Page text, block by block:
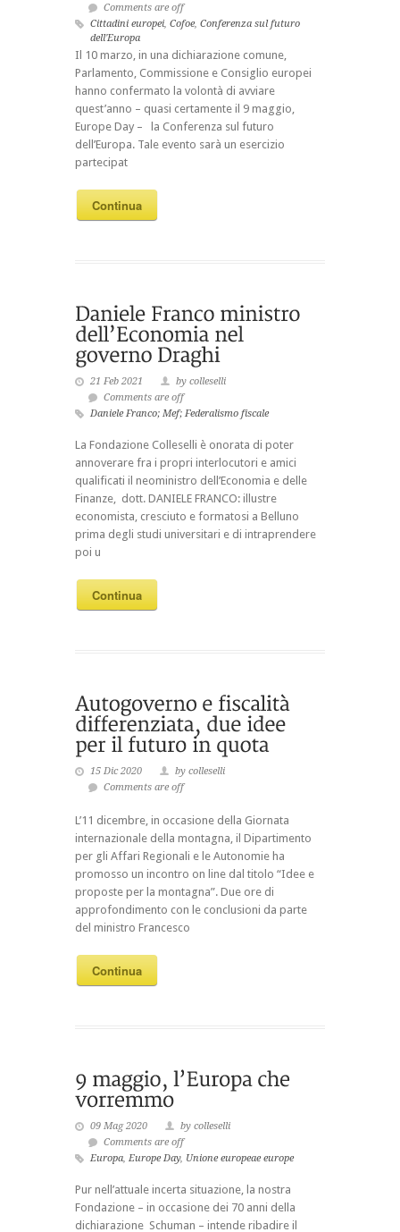
Comments are off
Cittadini europei, Cofoe, Conferenza sul futuro
dell'Europa
Il 10 marzo, in una dichiarazione comune,
Parlamento, Commissione e Consiglio europei
hanno confermato la volontà di avviare
quest’anno – quasi certamente il 9 maggio,
Europe Day – la Conferenza sul futuro
dell’Europa. Tale evento sarà un esercizio
partecipat
Continua
21 Feb 2021
by colleselli
Comments are off
Daniele Franco; Mef; Federalismo fiscale
La Fondazione Colleselli è onorata di poter
annoverare fra i propri interlocutori e amici
qualificati il neoministro dell’Economia e delle
Finanze, dott. DANIELE FRANCO: illustre
economista, cresciuto e formatosi a Belluno
prima degli studi universitari e di intraprendere
poi u
Continua
15 Dic 2020
by colleselli
Comments are off
L’11 dicembre, in occasione della Giornata
internazionale della montagna, il Dipartimento
per gli Affari Regionali e le Autonomie ha
promosso un incontro on line dal titolo “Idee e
proposte per la montagna”. Due ore di
approfondimento con le conclusioni da parte
del ministro Francesco
Continua
09 Mag 2020
by colleselli
Comments are off
Europa Europe Day, Unione europeae europe
Pur nell’attuale incerta situazione, la nostra
Fondazione – in occasione dei 70 anni della
dichiarazione Schuman – intende ribadire il